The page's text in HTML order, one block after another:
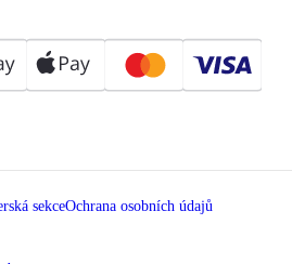
sekceOchrana osobních údajů